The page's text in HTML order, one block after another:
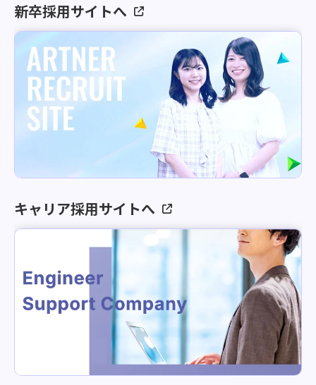
新卒採用サイトへ
キャリア採用サイトへ